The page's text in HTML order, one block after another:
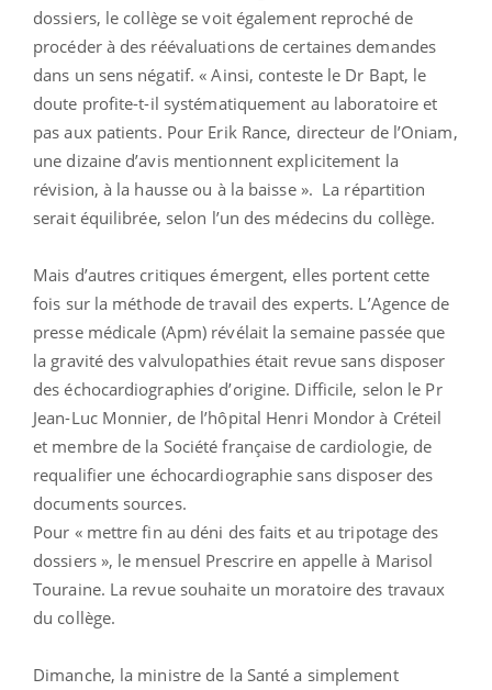
dossiers, le collège se voit également reproché de
procéder à des réévaluations de certaines demandes
dans un sens négatif. « Ainsi, conteste le Dr Bapt, le
doute profite-t-il systématiquement au laboratoire et
pas aux patients. Pour Erik Rance, directeur de l’Oniam,
une dizaine d’avis mentionnent explicitement la
révision, à la hausse ou à la baisse ». La répartition
serait équilibrée, selon l’un des médecins du collège.
Mais d’autres critiques émergent, elles portent cette
fois sur la méthode de travail des experts. L’Agence de
presse médicale (Apm) révélait la semaine passée que
la gravité des valvulopathies était revue sans disposer
des échocardiographies d’origine. Difficile, selon le Pr
Jean-Luc Monnier, de l’hôpital Henri Mondor à Créteil
et membre de la Société française de cardiologie, de
requalifier une échocardiographie sans disposer des
documents sources.
Pour « mettre fin au déni des faits et au tripotage des
dossiers », le mensuel Prescrire en appelle à Marisol
Touraine. La revue souhaite un moratoire des travaux
du collège.
Dimanche, la ministre de la Santé a simplement